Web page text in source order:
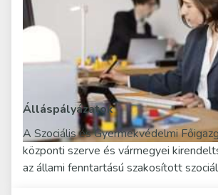
Álláspályázatok
A Szociális és Gyermekvédelmi
központi szerve és vármegyei
az állami fenntartású szakosított